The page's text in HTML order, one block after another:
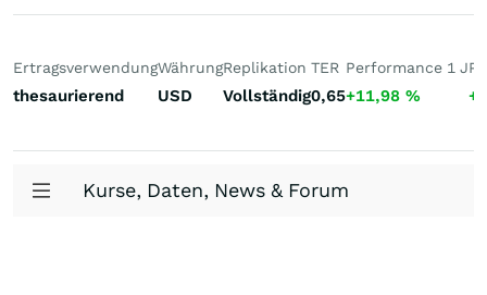
Ertragsverwendung
thesaurierend
Währung
USD
Replikation
Vollständig
TER
0,65
Performance 1 J
+11,98 %
Kurse, Daten, News & Forum